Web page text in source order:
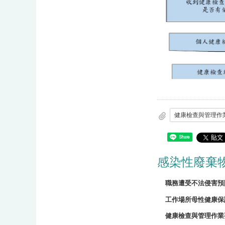
健康檢查與管理作
Share
感染性廢棄
職務遭受不法侵害
工作場所母性健康
健康檢查與管理作